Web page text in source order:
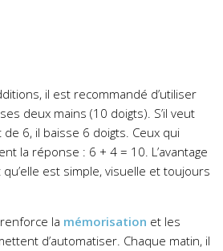
il est recommandé d’utiliser
deux mains (10 doigts). S’il veut
6, il baisse 6 doigts. Ceux qui
la réponse : 6 + 4 = 10. L’avantage
est simple, visuelle et toujours
la mémorisation et les
d’automatiser. Chaque matin, il